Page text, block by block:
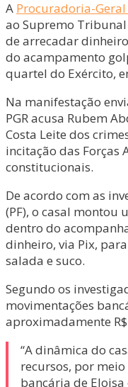
A Procuradoria-Geral
ao Supremo Tribunal
de arrecadar
do acampamento
quartel do Exército,
Na manifestação
PGR acusa Rubem
Costa Leite dos
incitação das Forças
constitucionais.
De acordo com as
(PF), o casal montou
dentro do
dinheiro, via Pix,
salada e suco.
Segundo os
movimentações
aproximadamente
“A dinâmica do
recursos, por
bancária de